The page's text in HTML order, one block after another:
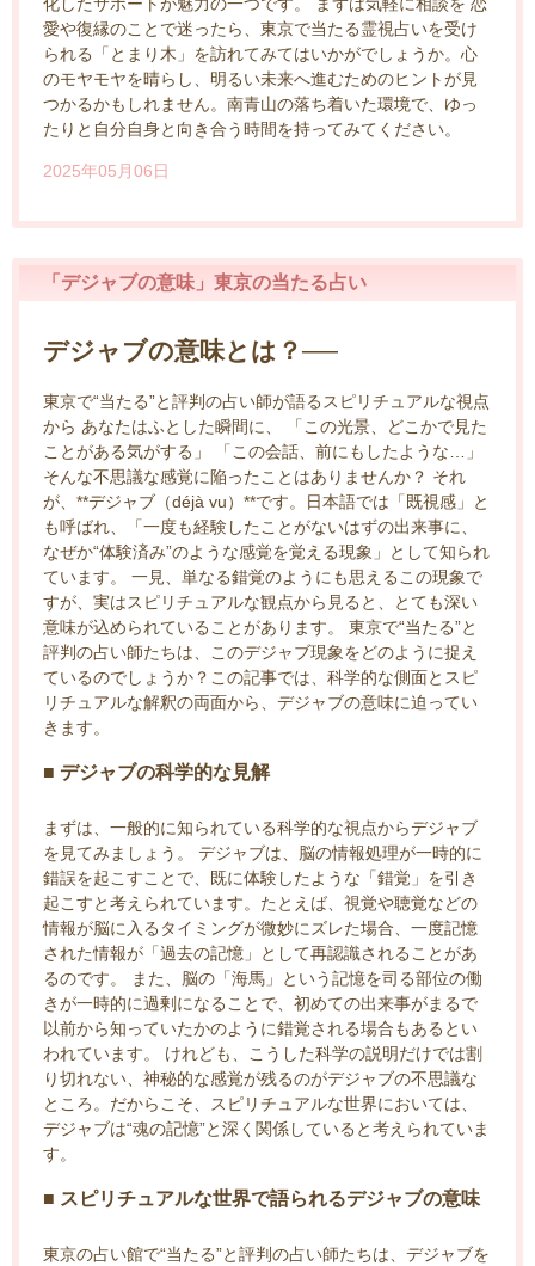
愛や復縁のことで迷ったら、東京で当たる霊視占いを受け
られる「とまり木」を訪れてみてはいかがでしょうか。心
のモヤモヤを晴らし、明るい未来へ進むためのヒントが見
つかるかもしれません。南青山の落ち着いた環境で、ゆっ
たりと自分自身と向き合う時間を持ってみてください。
2025年05月06日
「デジャブの意味」東京の当たる占い
デジャブの意味とは？──
東京で“当たる”と評判の占い師が語るスピリチュアルな視点
から あなたはふとした瞬間に、 「この光景、どこかで見た
ことがある気がする」 「この会話、前にもしたような…」
そんな不思議な感覚に陥ったことはありませんか？ それ
が、**デジャブ（déjà vu）**です。日本語では「既視感」と
も呼ばれ、「一度も経験したことがないはずの出来事に、
なぜか“体験済み”のような感覚を覚える現象」として知られ
ています。 一見、単なる錯覚のようにも思えるこの現象で
すが、実はスピリチュアルな観点から見ると、とても深い
意味が込められていることがあります。 東京で“当たる”と
評判の占い師たちは、このデジャブ現象をどのように捉え
ているのでしょうか？この記事では、科学的な側面とスピ
リチュアルな解釈の両面から、デジャブの意味に迫ってい
きます。
■ デジャブの科学的な見解
まずは、一般的に知られている科学的な視点からデジャブ
を見てみましょう。 デジャブは、脳の情報処理が一時的に
錯誤を起こすことで、既に体験したような「錯覚」を引き
起こすと考えられています。たとえば、視覚や聴覚などの
情報が脳に入るタイミングが微妙にズレた場合、一度記憶
された情報が「過去の記憶」として再認識されることがあ
るのです。 また、脳の「海馬」という記憶を司る部位の働
きが一時的に過剰になることで、初めての出来事がまるで
以前から知っていたかのように錯覚される場合もあるとい
われています。 けれども、こうした科学の説明だけでは割
り切れない、神秘的な感覚が残るのがデジャブの不思議な
ところ。だからこそ、スピリチュアルな世界においては、
デジャブは“魂の記憶”と深く関係していると考えられていま
す。
■ スピリチュアルな世界で語られるデジャブの意味
東京の占い館で“当たる”と評判の占い師たちは、デジャブを